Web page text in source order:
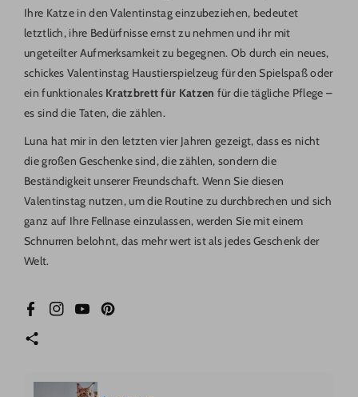
Ihre Katze in den Valentinstag einzubeziehen, bedeutet
letztlich, ihre Bedürfnisse ernst zu nehmen und ihr mit
ungeteilter Aufmerksamkeit zu begegnen. Ob durch ein neues,
schickes Valentinstag Haustierspielzeug für den Spielspaß oder
ein funktionales Kratzbrett für Katzen für die tägliche Pflege –
es sind die Taten, die zählen.
Luna hat mir in den letzten vier Jahren gezeigt, dass es nicht
die großen Geschenke sind, die zählen, sondern die
Beständigkeit unserer Freundschaft. Wenn Sie diesen
Valentinstag nutzen, um die Routine zu durchbrechen und sich
ganz auf Ihre Fellnase einzulassen, werden Sie mit einem
Schnurren belohnt, das mehr wert ist als jedes Geschenk der
Welt.
FacebookInstagram
YouTubePinterest